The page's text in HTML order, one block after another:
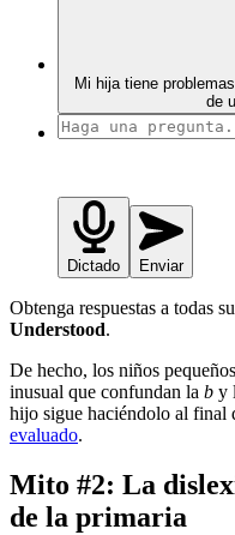
Mi hija tiene
de
Dictado Enviar
Obtenga respuestas a todas
Understood.
De hecho, los niños
inusual que confundan la b y
hijo sigue haciéndolo al final
evaluado.
Mito #2: La
de la primaria